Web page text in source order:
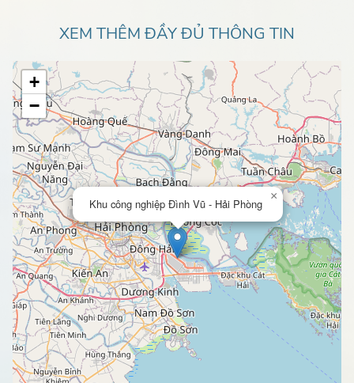
XEM THÊM ĐẦY ĐỦ THÔNG TIN
Khu công nghiệp Đình Vũ - Hải Phòng
×
+
−